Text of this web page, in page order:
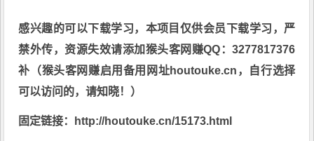
感兴趣的可以下载学习，本项目仅供会员下载学习，严
禁外传，资源失效请添加猴头客网赚QQ：3277817376
补（猴头客网赚启用备用网址houtouke.cn，自行选择
可以访问的，请知晓！）
固定链接：http://houtouke.cn/15173.html